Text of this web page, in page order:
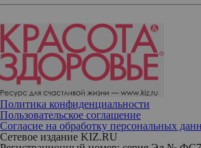
Политика конфиденциальности
Пользовательское соглашение
Согласие на обработку персональных
Сетевое издание KIZ.RU